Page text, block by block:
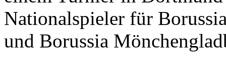
Nationalspieler für
und Borussia